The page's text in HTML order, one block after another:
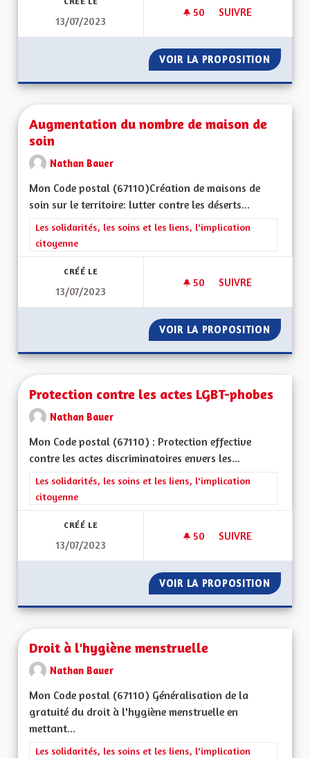
13/07/2023
50 50 ABONNÉS
SUIVRE
VOIR LA PROPOSITION
Augmentation du nombre de maison de
soin
Nathan Bauer
Mon Code postal (67110) Création de maisons de
soin sur le territoire: lutter contre les déserts...
Filtrer les résultats de la catégorie : Les solidarités, les soins
Les solidarités, les soins et les liens, l'implication
citoyenne
CRÉÉ LE
13/07/2023
50 50 ABONNÉS
SUIVRE
VOIR LA PROPOSITION
Protection contre les actes LGBT-phobes
Nathan Bauer
Mon Code postal (67110) : Protection effective
contre les actes discriminatoires envers les...
Filtrer les résultats de la catégorie : Les solidarités, les soins
Les solidarités, les soins et les liens, l'implication
citoyenne
CRÉÉ LE
13/07/2023
50 50 ABONNÉS
SUIVRE
VOIR LA PROPOSITION
Droit à l'hygiène menstruelle
Nathan Bauer
Mon Code postal (67110) Généralisation de la
gratuité du droit à l'hygiène menstruelle en
mettant...
Filtrer les résultats de la catégorie : Les solidarités, les soins
Les solidarités, les soins et les liens, l'implication